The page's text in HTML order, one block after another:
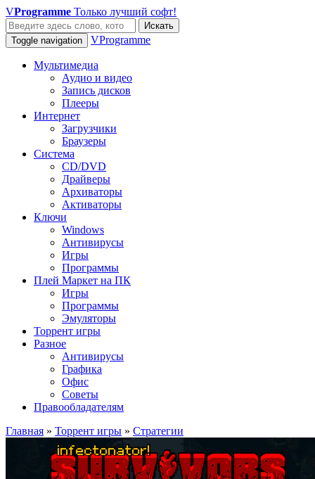
VProgramme Только лучший софт!
Искать
Toggle navigation
VProgramme
Мультимедиа
Аудио и видео
Запись дисков
Плееры
Интернет
Загрузчики
Браузеры
Система
CD/DVD
Драйверы
Архиваторы
Активаторы
Ключи
Windows
Антивирусы
Игры
Программы
Плей Маркет на ПК
Игры
Программы
Эмуляторы
Торрент игры
Разное
Антивирусы
Графика
Офис
Советы
Правообладателям
Главная » Торрент игры » Стратегии